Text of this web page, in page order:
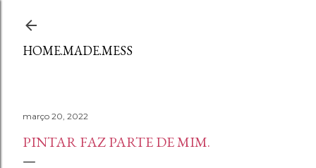
HOME.MADE.MESS
março 20, 2022
PINTAR FAZ PARTE DE MIM.